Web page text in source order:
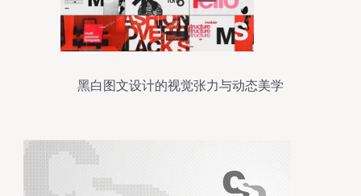
黑白图文设计的视觉张力与动态美学